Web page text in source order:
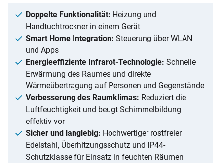
Doppelte Funktionalität: Heizung und
Handtuchtrockner in einem Gerät
Smart Home Integration: Steuerung über WLAN
und Apps
Energieeffiziente Infrarot-Technologie: Schnelle
Erwärmung des Raumes und direkte
Wärmeübertragung auf Personen und Gegenstände
Verbesserung des Raumklimas: Reduziert die
Luftfeuchtigkeit und beugt Schimmelbildung
effektiv vor
Sicher und langlebig: Hochwertiger rostfreier
Edelstahl, Überhitzungsschutz und IP44-
Schutzklasse für Einsatz in feuchten Räumen